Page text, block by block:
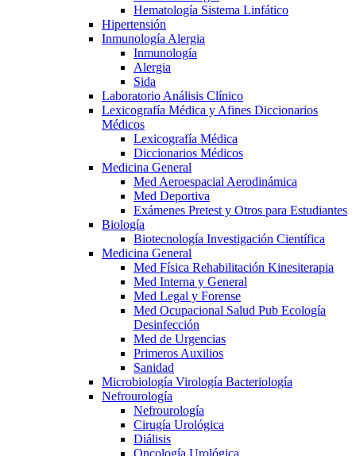
Hematología Sistema Linfático
Hipertensión
Inmunología Alergia
Inmunología
Alergia
Sida
Laboratorio Análisis Clínico
Lexicografía Médica y Afines Diccionarios
Médicos
Lexicografía Médica
Diccionarios Médicos
Medicina General
Med Aeroespacial Aerodinámica
Med Deportiva
Exámenes Pretest y Otros para Estudiantes
Biología
Biotecnología Investigación Científica
Medicina General
Med Física Rehabilitación Kinesiterapia
Med Interna y General
Med Legal y Forense
Med Ocupacional Salud Pub Ecología
Desinfección
Med de Urgencias
Primeros Auxilios
Sanidad
Microbiología Virología Bacteriología
Nefrourología
Nefrourología
Cirugía Urológica
Diálisis
Oncología Urológica